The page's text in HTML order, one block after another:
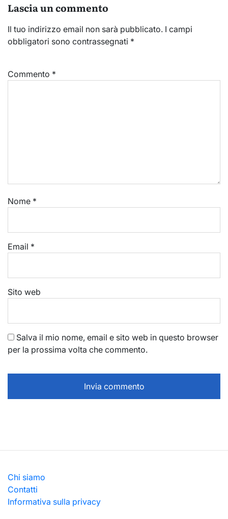
Lascia un commento
Il tuo indirizzo email non sarà pubblicato. I campi
obbligatori sono contrassegnati *
Commento *
Nome *
Email *
Sito web
Salva il mio nome, email e sito web in questo browser
per la prossima volta che commento.
Chi siamo
Contatti
Informativa sulla privacy